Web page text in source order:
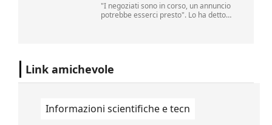
"I negoziati sono in corso, un annuncio
potrebbe esserci presto". Lo ha detto
Link amichevole
Informazioni scientifiche e tecn